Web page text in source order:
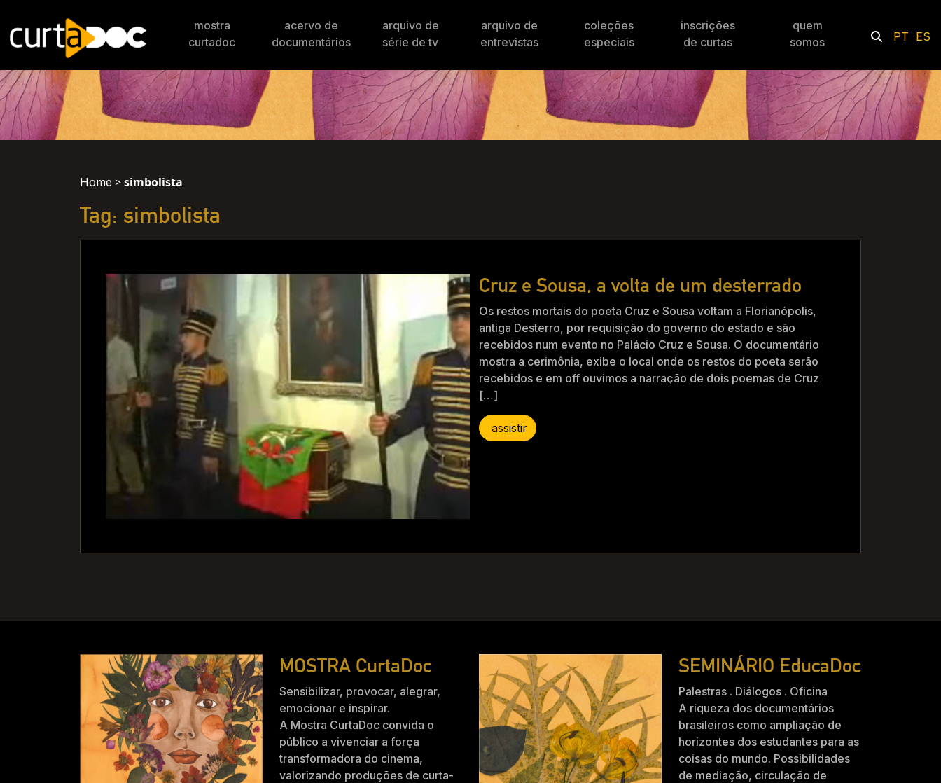
mostra
curtadoc
acervo de
documentários
arquivo de
série de tv
arquivo de
entrevistas
coleções
especiais
inscrições
de curtas
quem
somos
PT ES
Home >simbolista
Tag: simbolista
Cruz e Sousa, a volta de um desterrado
Os restos mortais do poeta Cruz e Sousa voltam a Florianópolis,
antiga Desterro, por requisição do governo do estado e são
recebidos num evento no Palácio Cruz e Sousa. O documentário
mostra a cerimônia, exibe o local onde os restos do poeta serão
recebidos e em off ouvimos a narração de dois poemas de Cruz
[…]
assistir
MOSTRA CurtaDoc
Sensibilizar, provocar, alegrar,
emocionar e inspirar.
A Mostra CurtaDoc convida o
público a vivenciar a força
transformadora do cinema,
valorizando produções de curta-
SEMINÁRIO EducaDoc
Palestras . Diálogos . Oficina
A riqueza dos documentários
brasileiros como ampliação de
horizontes dos estudantes para as
coisas do mundo. Possibilidades
de mediação, circulação de